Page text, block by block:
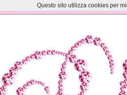
Questo sito utilizza cookies per